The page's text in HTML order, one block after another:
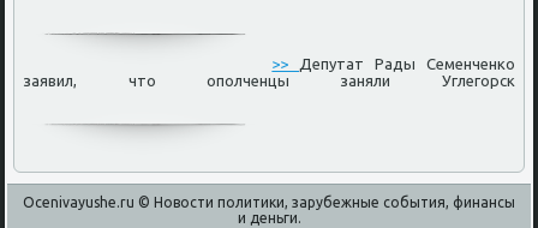
>>
Депутат Рады Семенченко
заявил, что ополченцы заняли Углегорск
Ocenivayushe.ru © Новости политики, зарубежные события, финансы
и деньги.